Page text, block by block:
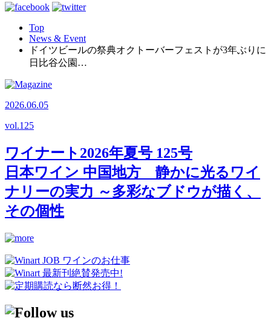
Top
News & Event
ドイツビールの祭典オクトーバーフェストが3年ぶりに
日比谷公園…
2026.06.05
vol.125
ワイナート2026年夏号 125号
日本ワイン 中国地方 静かに光るワイ
ナリーの実力 ～多彩なブドウが描く、
その個性